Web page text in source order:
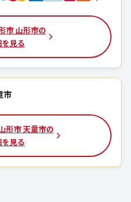
市 山形市の
見る
市
形市 天童市の
見る